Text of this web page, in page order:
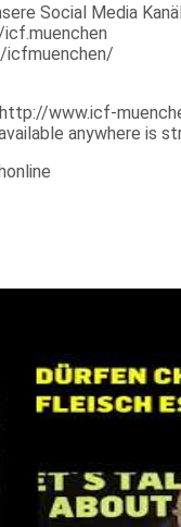
Social Media
icfmuenchen/​
www.icf-
anywhere is